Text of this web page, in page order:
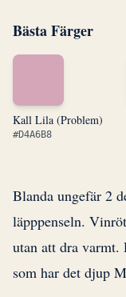
Bästa Färger
Kall Lila (Problem)
#D4A6B8
Blanda ungefär 2
läpppenseln.
utan att dra varmt.
som har det djup